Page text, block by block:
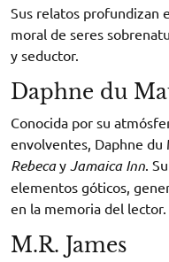
Sus relatos profundizan
moral de seres
y seductor.
Daphne du
Conocida por su
envolventes, Daphne du
Rebecay Jamaica Inn.
elementos góticos,
en la memoria del lector.
M.R. James